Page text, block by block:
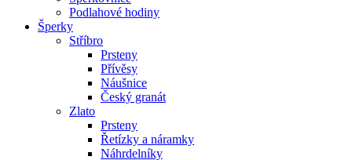
Podlahové hodiny
Šperky
Stříbro
Prsteny
Přívěsy
Náušnice
Český granát
Zlato
Prsteny
Řetízky a náramky
Náhrdelníky